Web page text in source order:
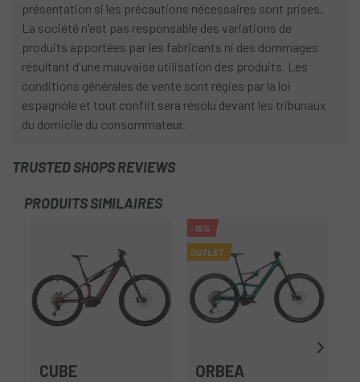
présentation si les précautions nécessaires sont prises.
La société n'est pas responsable des variations de
produits apportées par les fabricants ni des dommages
résultant d'une mauvaise utilisation des produits. Les
conditions générales de vente sont régies par la loi
espagnole et tout conflit sera résolu devant les tribunaux
du domicile du consommateur.
TRUSTED SHOPS REVIEWS
PRODUITS SIMILAIRES
CUBE
-15%
OUTLET
ORBEA